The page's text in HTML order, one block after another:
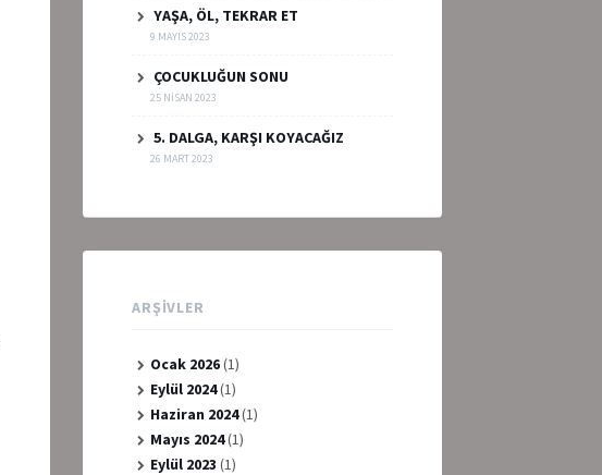
YAŞA, ÖL, TEKRAR ET
9 MAYIS 2023
ÇOCUKLUĞUN SONU
25 NISAN 2023
5. DALGA, KARŞI KOYACAĞIZ
26 MART 2023
ARŞIVLER
Ocak 2026(1)
Eylül 2024(1)
Haziran 2024(1)
Mayıs 2024(1)
Eylül 2023 (1)